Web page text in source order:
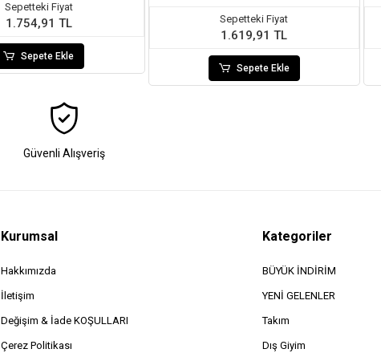
Sepetteki Fiyat
1.754,91 TL
Sepete Ekle
Sepetteki Fiyat
1.619,91 TL
Sepete Ekle
Güvenli Alışveriş
Kurumsal
Hakkımızda
İletişim
Değişim & İade KOŞULLARI
Çerez Politikası
Kategoriler
BÜYÜK İNDİRİM
YENİ GELENLER
Takım
Dış Giyim